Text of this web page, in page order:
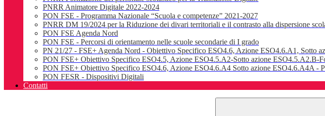
PNRR Animatore Digitale 2022-2024
PON FSE - Programma Nazionale “Scuola e competenze” 2021-2027
PNRR DM 19/2024 per la Riduzione dei divari territoriali e il contrasto alla dispersione
PON FSE Agenda Nord
PON FSE - Percorsi di orientamento nelle scuole secondarie di I grado
PN 21/27 - FSE+ Agenda Nord - Obiettivo Specifico ESO4.6, Azione ESO4.6.A1, Sotto
PON FSE+ Obiettivo Specifico ESO4.5, Azione ESO4.5.A2-Sotto azione ESO4.5.A2.B-
PON FSE+ Obiettivo Specifico ESO4.6, Azione ESO4.6.A4 Sotto azione ESO4.6.A4A -
PON FESR - Dispositivi Digitali
Contatti